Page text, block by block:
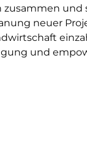
und
neuer
und